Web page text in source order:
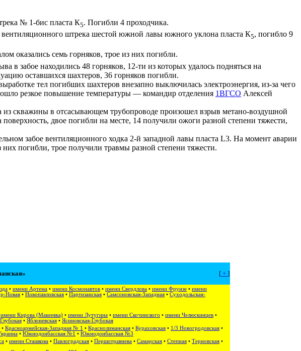
№ 1-бис пласта К5. Погибли 4 проходчика.
штрека шестой южной лавы южного уклона пласта К5, погибло 9
оказались семь горняков, трое из них погибли.
забое находились 48 горняков, 12-ти из которых удалось подняться на
оставшихся шахтеров, 36 горняков погибли.
тел погибших шахтеров внезапно выключилась электроэнергия, из-за чего
резкое повышение температуры — командир отделения 1ВГСО Алексей
скважины в отсасывающем трубопроводе произошел взрыв метано-воздушной
двое погибли на месте, 14 получили ожоги разной степени тяжести,
забое вентиляционного ходка 2-й западной лавы пласта L3. На момент аварии
погибли, трое получили травмы разной степени тяжести.
[ + ]
• имени Артема • имени Космонавтов • имени Свердлова • имени Фрунзе • имени
Новая • Новопавловская • Партизанская • Самсоновская-Западная • Суходольская-
имени Кирова (Макеевка) • имени Лутугина • имени Скочинского • имени Челюскинцев •
• Яблоневская • Ясиновская-Глубокая
• Красноармейская-Западная № 1 • Краснолиманская • Кураховская • 1/3 Новогродовская •
• Южнодонбасская №1 • Южнодонбасская №3
• имени Сташкова • Павлоградская • Першотравнева • Самарская • Степная • Терновская •